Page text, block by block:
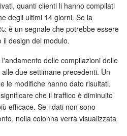
quanti clienti li hanno compilati
degli ultimi 14 giorni. Se la
è un segnale che potrebbe essere
il design del modulo.
l'andamento delle compilazioni delle
due settimane precedenti. Un
le modifiche hanno dato risultati.
che il traffico è diminuito
efficace. Se i dati non sono
nella colonna verrà visualizzata